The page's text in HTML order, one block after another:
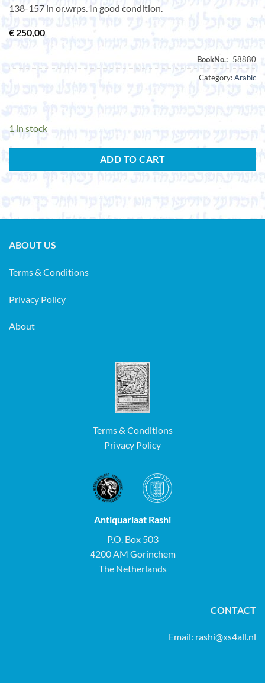
138-157 in or.wrps. In good condition.
€ 250,00
Category:Arabic
1 in stock
ADD TO CART
ABOUT US
Terms & Conditions
Privacy Policy
About
Terms & Conditions
Privacy Policy
Antiquariaat Rashi
P.O. Box 503
4200 AM Gorinchem
The Netherlands
CONTACT
Email: rashi@xs4all.nl